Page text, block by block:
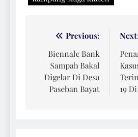
Navigasi
pos
Previous:
Biennale Bank
Sampah Bakal
Digelar Di Desa
Paseban Bayat
19